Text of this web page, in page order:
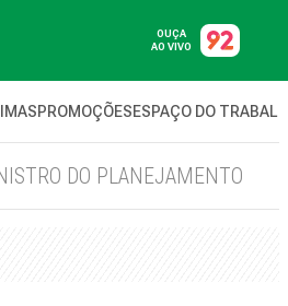
OUÇA
AO VIVO
PROMOÇÕESESPAÇO DO
DO PLANEJAMENTO